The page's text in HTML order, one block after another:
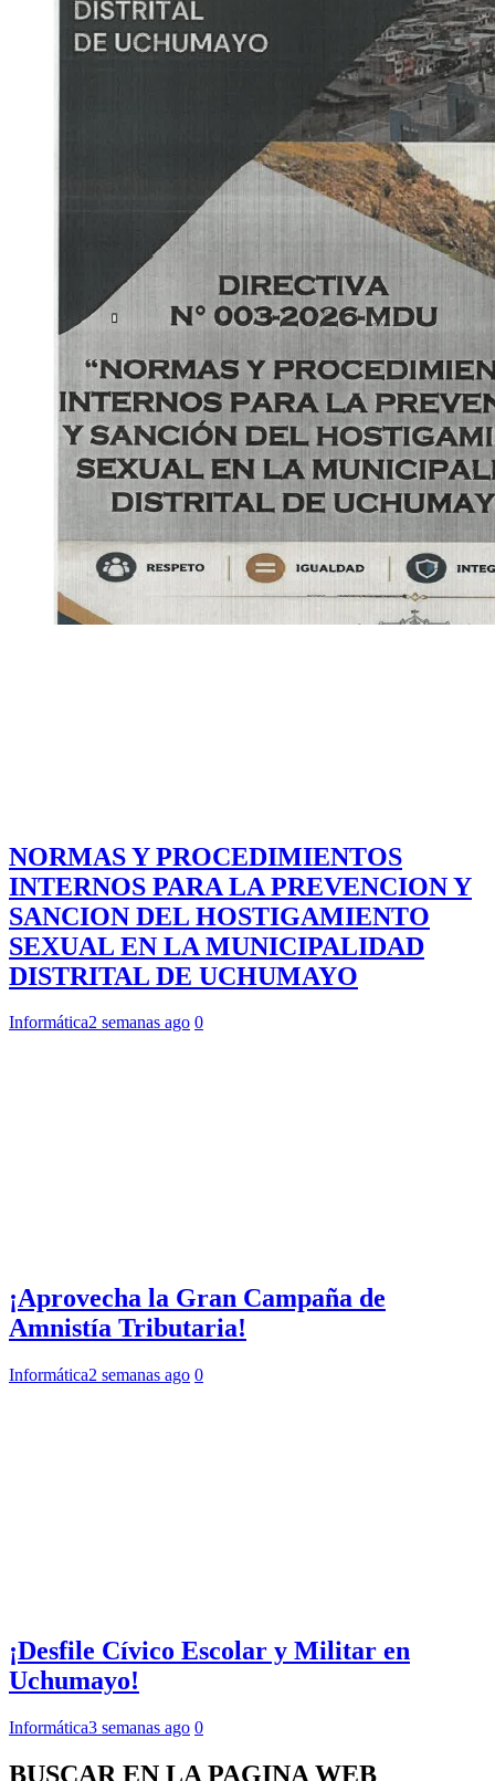
NORMAS Y PROCEDIMIENTOS
INTERNOS PARA LA PREVENCION Y
SANCION DEL HOSTIGAMIENTO
SEXUAL EN LA MUNICIPALIDAD
DISTRITAL DE UCHUMAYO
Informática2 semanas ago 0
¡Aprovecha la Gran Campaña de
Amnistía Tributaria!
Informática2 semanas ago 0
¡Desfile Cívico Escolar y Militar en
Uchumayo!
Informática3 semanas ago 0
BUSCAR EN LA PAGINA WEB